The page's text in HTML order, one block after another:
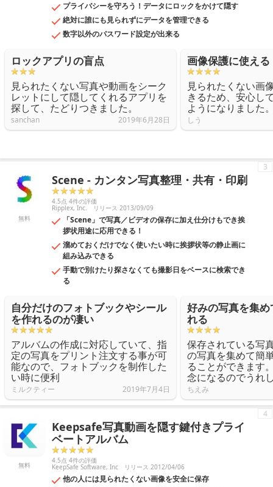
プライバシーを守ろう！データにロックをかけて隠す
絶対に誰にも見られずにデータを管理できる
数字以外のパスワード設定が出来る
ロックアプリの盲点
見られたくない写真や動画をシーク
レットにして隠してくれるアプリを
探して、たどりつきました。
sanchan 2019年6月28日
画像保護に使える
見られたくない画
きるため、安心し
ようになりました
しう
無料
Scene - カンタン写真整理・共有・印刷
4.5点 4件の評価
Ripplex, Inc. リリース 2013/09/09
「Scene」で写真／ビデオの保存に加え仕分けもでき挨
拶状用途に応用できる！
溜めておくだけでなく使いたい時に挨拶状等の静止画に
組み込みできる
手動で別けたり探さなくても撮影日をベースに検索でき
る
3
自分だけのフォトブックやシール
を作れるのが凄い
アルバムの作成に対応していて、指
定の写真をプリント注文する事が可
能なので、フォトブックを制作した
い時に便利
ミルクティー 2019年7月4日
好みの写真を集
れる
保存されている写
の写真を集めて簡
ることができます
念になるのでうれ
ちえみ
無料
Keepsafe写真動画を隠す鍵付きプライ
ベートアルバム
4.5点 4件の評価
KeepSafe Software, Inc リリース 2012/04/06
他の人には見られたくない画像を安全に保存
4